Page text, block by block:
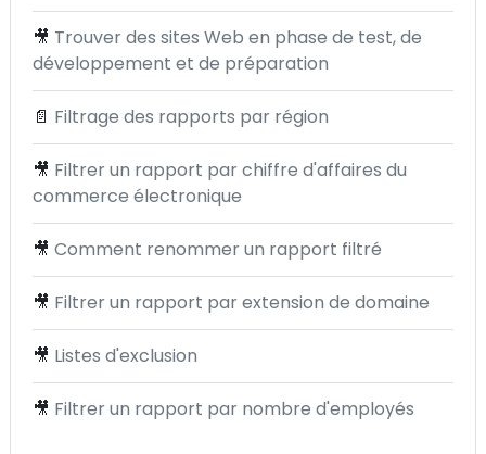
🎥 Trouver des sites Web en phase de test, de
développement et de préparation
📄 Filtrage des rapports par région
🎥 Filtrer un rapport par chiffre d'affaires du
commerce électronique
🎥 Comment renommer un rapport filtré
🎥 Filtrer un rapport par extension de domaine
🎥 Listes d'exclusion
🎥 Filtrer un rapport par nombre d'employés